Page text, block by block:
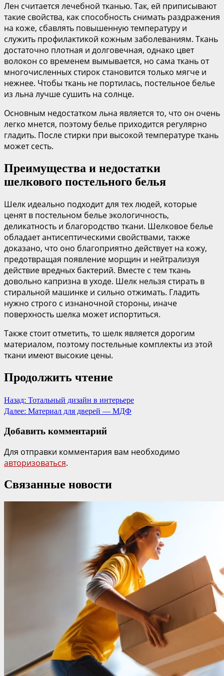
Лен считается лечебной тканью. Так, ей приписывают
такие свойства, как способность снимать раздражения
на коже, сбавлять повышенную температуру и
служить профилактикой кожным заболеваниям. Ткань
достаточно плотная и долговечная, однако цвет
волокон со временем вымывается, но сама ткань от
многочисленных стирок становится только мягче и
нежнее. Чтобы ткань не портилась, постельное белье
из льна лучше сушить на солнце.
Основным недостатком льна является то, что он очень
легко мнется, поэтому белье приходится регулярно
гладить. После стирки при высокой температуре ткань
может сесть.
Преимущества и недостатки
шелкового постельного белья
Шелк идеально подходит для тех людей, которые
ценят в постельном белье экологичность,
деликатность и благородство ткани. Шелковое белье
обладает антисептическими свойствами, также
доказано, что оно благоприятно действует на кожу,
предотвращая появление морщин и нейтрализуя
действие вредных бактерий. Вместе с тем ткань
довольно капризна в уходе. Шелк нельзя стирать в
стиральной машинке и сильно отжимать. Гладить
нужно строго с изнаночной стороны, иначе
поверхность шелка может испортиться.
Также стоит отметить, то шелк является дорогим
материалом, поэтому постельные комплекты из этой
ткани имеют высокие цены.
Продолжить чтение
Назад: Тотальный дизайн в интерьере
Далее: Материал для дверей — МДФ
Добавить комментарий
Для отправки комментария вам необходимо
авторизоваться.
Связанные новости